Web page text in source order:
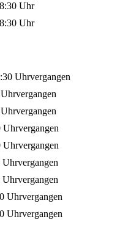
Uhr
Uhr
Uhrvergangen
Uhrvergangen
Uhrvergangen
Uhrvergangen
Uhrvergangen
Uhrvergangen
Uhrvergangen
Uhrvergangen
Uhrvergangen